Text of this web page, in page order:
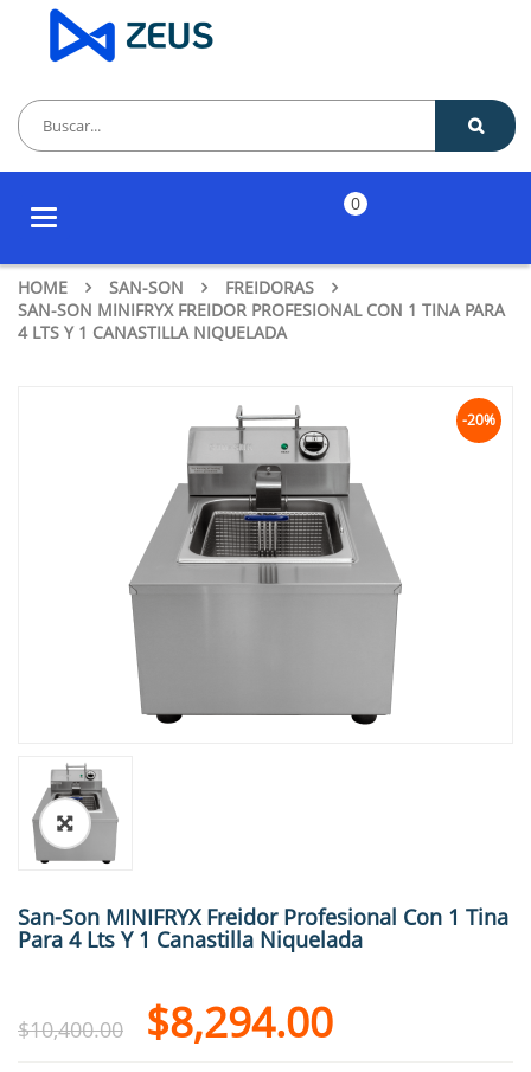
Toggle
0
HOME SAN-SON
FREIDORAS
SAN-SON MINIFRYX FREIDOR PROFESIONAL CON 1 TINA PARA
4 LTS Y 1 CANASTILLA NIQUELADA
-20%
🔍
San-Son MINIFRYX Freidor Profesional Con 1 Tina
Para 4 Lts Y 1 Canastilla Niquelada
$10,400.00 $8,294.00